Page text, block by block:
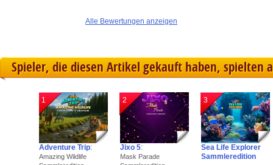
Alle Bewertungen anzeigen
Spieler, die diesen Artikel gekauft haben, spielten
1
Adventure Trip:
Amazing Wildlife
2
Jixo 5:
Mask Parade
3
Sea Life Explorer
Sammleredition